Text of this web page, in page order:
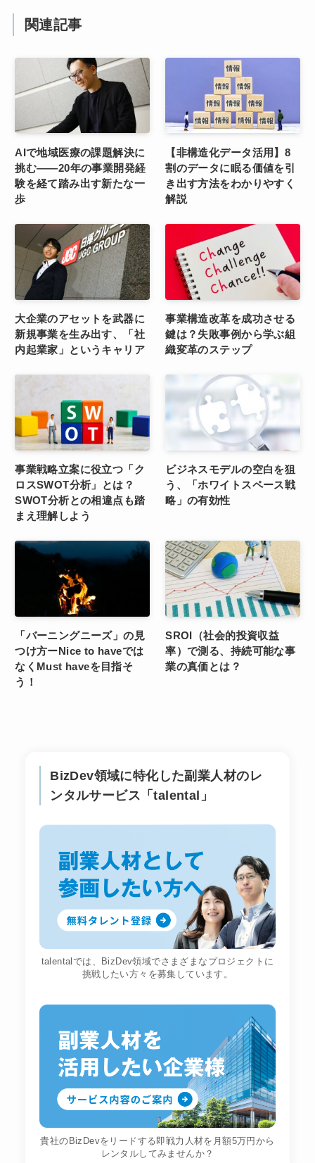
関連記事
AIで地域医療の課題解決に
挑む――20年の事業開発経
験を経て踏み出す新たな一
歩
【非構造化データ活用】8
割のデータに眠る価値を引
き出す方法をわかりやすく
解説
大企業のアセットを武器に
新規事業を生み出す、「社
内起業家」というキャリア
事業構造改革を成功させる
鍵は？失敗事例から学ぶ組
織変革のステップ
事業戦略立案に役立つ「ク
ロスSWOT分析」とは？
SWOT分析との相違点も踏
まえ理解しよう
ビジネスモデルの空白を狙
う、「ホワイトスペース戦
略」の有効性
「バーニングニーズ」の見
つけ方ーNice to haveでは
なくMust haveを目指そ
う！
SROI（社会的投資収益
率）で測る、持続可能な事
業の真価とは？
BizDev領域に特化した副業人材のレ
ンタルサービス「talental」
talentalでは、BizDev領域でさまざまなプロジェクトに
挑戦したい方々を募集しています。
貴社のBizDevをリードする即戦力人材を月額5万円から
レンタルしてみませんか？